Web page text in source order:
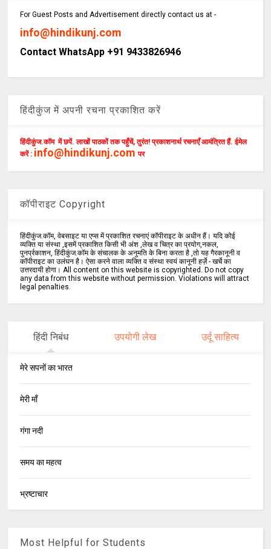
For Guest Posts and Advertisement directly contact us at -
info@hindikunj.com
Contact WhatsApp +91 9433826946
हिंदीकुंज में अपनी रचना प्रकाशित करें
हिंदीकुंज.कॉम में छपें. लाखों पाठकों तक पहुँचें, तुरंत! प्रकाशनार्थ रचनाएँ आमंत्रित हैं. ईमेल
करें : info@hindikunj.com पर
कॉपीराइट Copyright
हिंदीकुंज.कॉम, वेबसाइट या एप्स में प्रकाशित रचनाएं कॉपीराइट के अधीन हैं। यदि कोई
व्यक्ति या संस्था ,इसमें प्रकाशित किसी भी अंश ,लेख व चित्र का प्रयोग,नकल,
पुनर्प्रकाशन, हिंदीकुंज.कॉम के संचालक के अनुमति के बिना करता है ,तो यह गैरकानूनी व
कॉपीराइट का उलंघन है। ऐसा करने वाला व्यक्ति व संस्था स्वयं कानूनी हर्ज़े - खर्चे का
उत्तरदायी होगा। All content on this website is copyrighted. Do not copy
any data from this website without permission. Violations will attract
legal penalties.
हिंदी निबंध उपयोगी लेख उर्दू साहित्य
मेरे सपनों का भारत
मेरी माँ
गंगा नदी
समय का महत्व
भ्रष्टाचार
Most Helpful for Students